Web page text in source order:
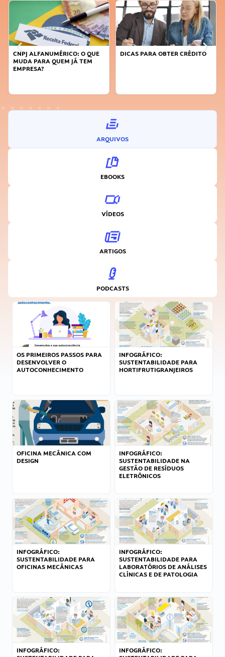
CNPJ ALFANUMÉRICO: O QUE
MUDA PARA QUEM JÁ TEM
EMPRESA?
DICAS PARA OBTER CRÉDITO
ARQUIVOS
EBOOKS
VÍDEOS
ARTIGOS
PODCASTS
OS PRIMEIROS PASSOS PARA
DESENVOLVER O
AUTOCONHECIMENTO
INFOGRÁFICO:
SUSTENTABILIDADE PARA
HORTIFRUTIGRANJEIROS
OFICINA MECÂNICA COM
DESIGN
INFOGRÁFICO:
SUSTENTABILIDADE NA
GESTÃO DE RESÍDUOS
ELETRÔNICOS
INFOGRÁFICO:
SUSTENTABILIDADE PARA
OFICINAS MECÂNICAS
INFOGRÁFICO:
SUSTENTABILIDADE PARA
LABORATÓRIOS DE ANÁLISES
CLÍNICAS E DE PATOLOGIA
INFOGRÁFICO:
INFOGRÁFICO: